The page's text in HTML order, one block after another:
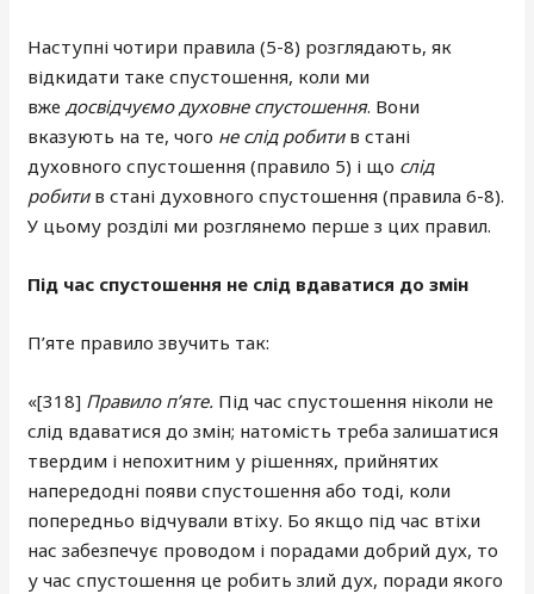
Наступні чотири правила (5-8) розглядають, як
відкидати таке спустошення, коли ми
вжедосвідчуємо духовне спустошення. Вони
вказують на те, чого не слід робитив стані
духовного спустошення (правило 5) і що слід
робитив стані духовного спустошення (правила 6-8).
У цьому розділі ми розглянемо перше з цих правил.
Під час спустошення не слід вдаватися до змін
П’яте правило звучить так:
«[318] Правило п’яте. Під час спустошення ніколи не
слід вдаватися до змін; натомість треба залишатися
твердим і непохитним у рішеннях, прийнятих
напередодні появи спустошення або тоді, коли
попередньо відчували втіху. Бо якщо під час втіхи
нас забезпечує проводом і порадами добрий дух, то
у час спустошення це робить злий дух, поради якого